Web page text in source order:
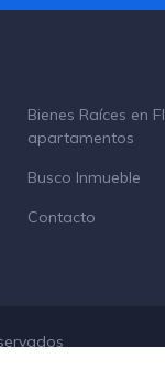
Bienes Raíces en
apartamentos
Busco Inmueble
Contacto